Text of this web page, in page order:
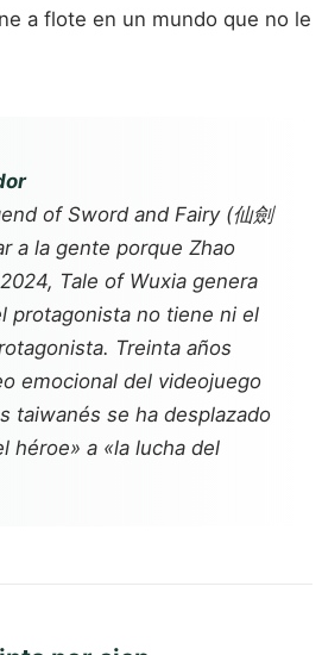
a flote en un mundo que no le
of Sword and Fairy(仙劍
a la gente porque Zhao
Tale of Wuxia genera
protagonista no tiene ni el
Treinta años
emocional del videojuego
taiwanés se ha desplazado
héroe» a «la lucha del